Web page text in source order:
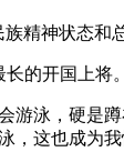
精神状态和
的开国上将。
泳，硬是
这也成为